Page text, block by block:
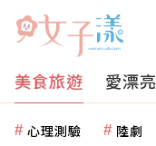
美食旅遊 愛漂亮
心理測驗 陸劇